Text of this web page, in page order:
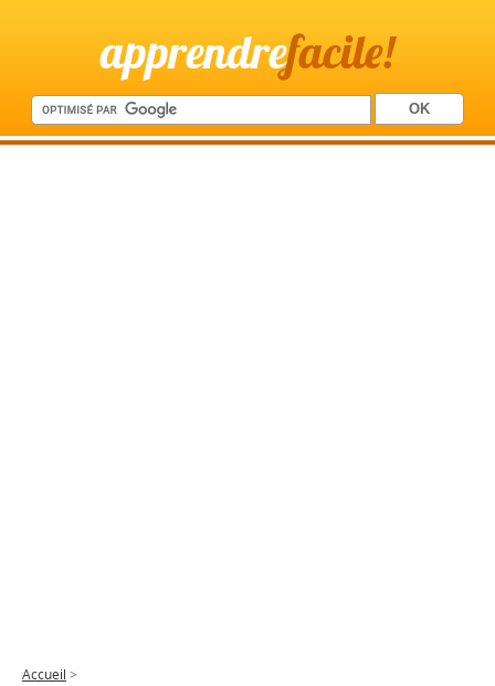
apprendrefacile!
Accueil >